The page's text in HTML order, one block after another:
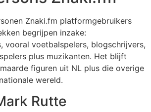
Znaki.fm platformgebruikers
begrijpen inzake:
vooral voetbalspelers, blogschrijvers,
plus muzikanten. Het blijft
figuren uit NL plus die overige
wereld.
Rutte